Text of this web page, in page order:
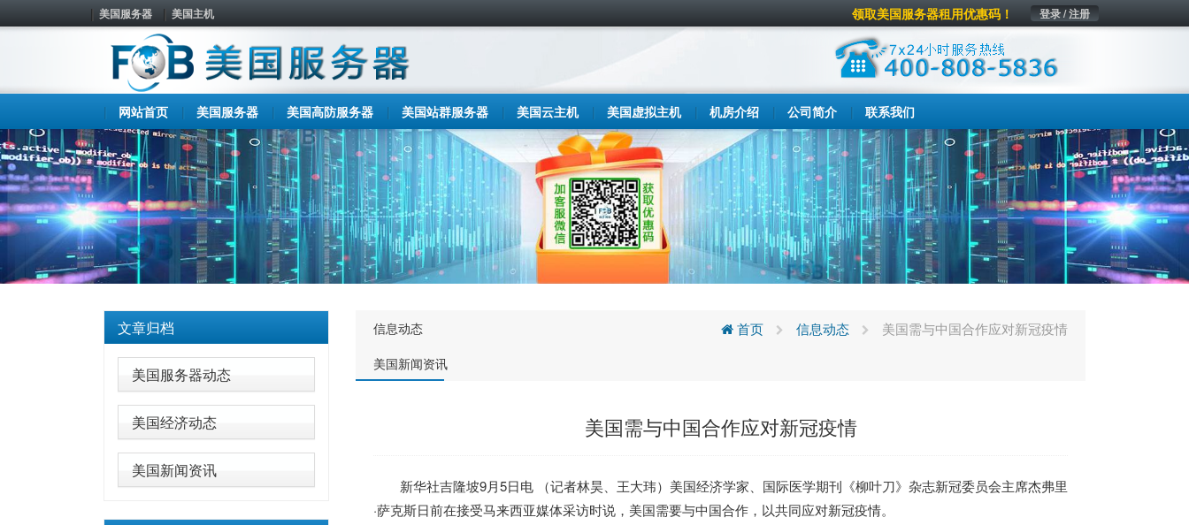
美国服务器 美国主机 登录 / 注册
领取美国服务器租用优惠码！
网站首页 美国服务器 美国高防服务器 美国站群服务器 美国云主机 美国虚拟主机 机房介绍 公司简介 联系我们
文章归档
美国服务器动态
美国经济动态
美国新闻资讯
信息动态
美国新闻资讯
首页 信息动态 美国需与中国合作应对新冠疫情
美国需与中国合作应对新冠疫情
新华社吉隆坡9月5日电 （记者林昊、王大玮） 美国经济学家、国际医学期刊《柳叶刀》杂志新冠委员会主席杰弗里
·萨克斯日前在接受马来西亚媒体采访时说， 美国需要与中国合作，以共同应对新冠疫情。